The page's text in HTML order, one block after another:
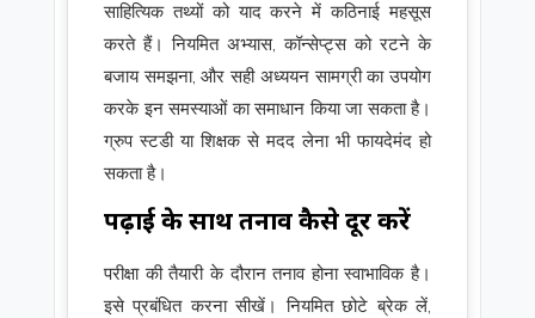
साहित्यिक तथ्यों को याद करने में कठिनाई महसूस
करते हैं। नियमित अभ्यास, कॉन्सेप्ट्स को रटने के
बजाय समझना, और सही अध्ययन सामग्री का उपयोग
करके इन समस्याओं का समाधान किया जा सकता है।
ग्रुप स्टडी या शिक्षक से मदद लेना भी फायदेमंद हो
सकता है।
पढ़ाई के साथ तनाव कैसे दूर करें
परीक्षा की तैयारी के दौरान तनाव होना स्वाभाविक है।
इसे प्रबंधित करना सीखें। नियमित छोटे ब्रेक लें,